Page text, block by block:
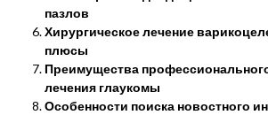
пазлов
Хирургическое лечение
плюсы
Преимущества
лечения глаукомы
Особенности поиска новостного